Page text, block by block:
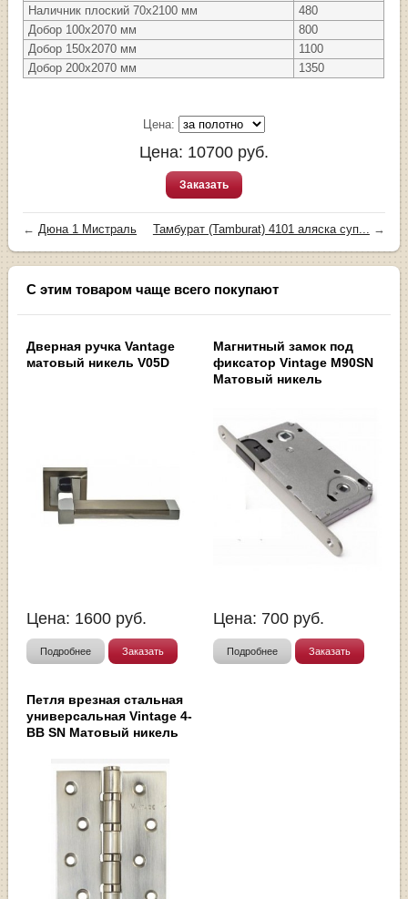
Наличник плоский 70х2100 мм
480
Добор 100х2070 мм
800
Добор 150х2070 мм
1100
Добор 200х2070 мм
1350
Цена:
Цена: 10700 руб.
Заказать
←Дюна 1 Мистраль Тамбурат (Tamburat) 4101 аляска суп... →
С этим товаром чаще всего покупают
Дверная ручка Vantage
матовый никель V05D
Цена: 1600 руб.
Подробнее Заказать
Магнитный замок под
фиксатор Vintage M90SN
Матовый никель
Цена: 700 руб.
Подробнее Заказать
Петля врезная стальная
универсальная Vintage 4-
BB SN Матовый никель